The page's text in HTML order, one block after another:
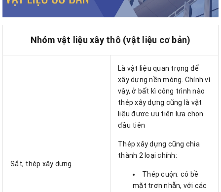
Nhóm vật liệu xây thô (vật liệu cơ bản)
Sắt, thép xây dựng
Là vật liệu quan trọng để
xây dựng nền móng. Chính vì
vậy, ở bất kì công trình nào
thép xây dựng cũng là vật
liệu được ưu tiên lựa chọn
đầu tiên
Thép xây dựng cũng chia
thành 2 loại chính:
Thép cuộn: có bề
mặt trơn nhẵn, với các